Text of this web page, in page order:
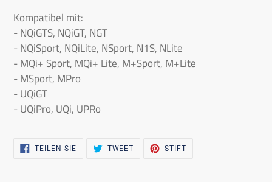
Produkt
den
Einkaufswagen
legen
Kompatibel mit:
- NQiGTS, NQiGT, NGT
- NQiSport, NQiLite, NSport, N1S, NLite
- MQi+ Sport, MQi+ Lite, M+Sport, M+Lite
- MSport, MPro
- UQiGT
- UQiPro, UQi, UPRo
TEILEN SIEAUF
FACEBOOK
TWEET ZWITSCHERN
STIFT